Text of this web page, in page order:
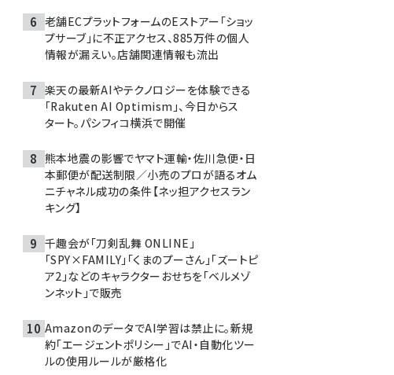
老舗ECプラットフォームのEストアー「ショッ
プサーブ」に不正アクセス、885万件の個人
情報が漏えい。店舗関連情報も流出
楽天の最新AIやテクノロジーを体験できる
「Rakuten AI Optimism」、今日からス
タート。パシフィコ横浜で開催
熊本地震の影響でヤマト運輸・佐川急便・日
本郵便が配送制限／小売のプロが語るオム
ニチャネル成功の条件【ネッ担アクセスラン
キング】
千趣会が「刀剣乱舞 ONLINE」
「SPY×FAMILY」「くまのプーさん」「ズートピ
ア2」などのキャラクターおせちを「ベルメゾ
ンネット」で販売
AmazonのデータでAI学習は禁止に。新規
約「エージェントポリシー」でAI・自動化ツー
ルの使用ルールが厳格化